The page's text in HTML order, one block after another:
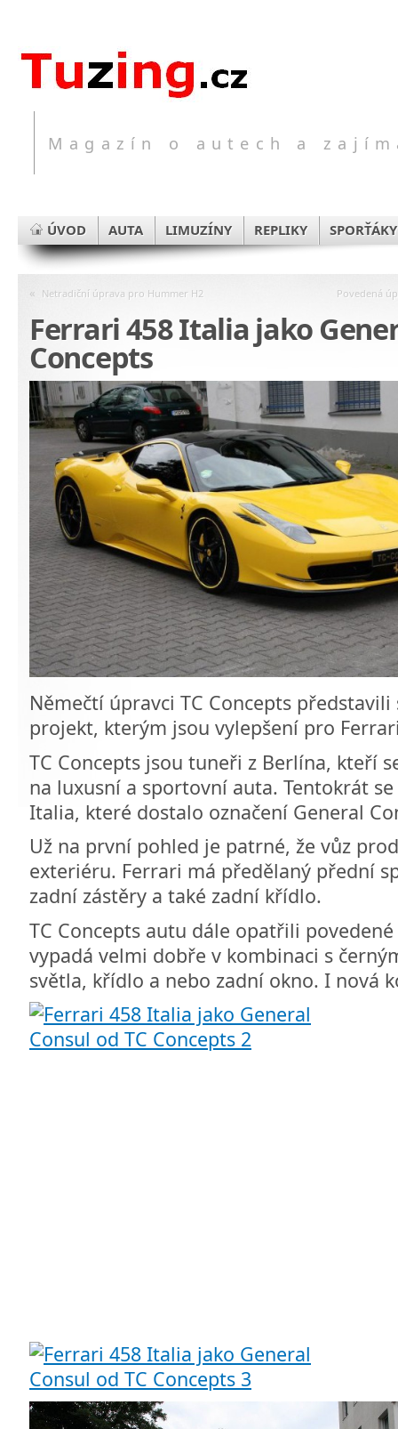
Magazín o autech a
ÚVOD AUTA LIMUZÍNY REPLIKY SPORŤÁKY
« Netradiční úprava pro Hummer H2 Povedená
Ferrari 458 Italia jako
Concepts
Němečtí úpravci TC Concepts
projekt, kterým jsou vylepšení pro
TC Concepts jsou tuneři z Berlína, kteří
na luxusní a sportovní auta. Tentokrát
Italia, které dostalo označení General
Už na první pohled je patrné, že vůz
exteriéru. Ferrari má předělaný přední
zadní zástěry a také zadní křídlo.
TC Concepts autu dále opatřili
vypadá velmi dobře v kombinaci s
světla, křídlo a nebo zadní okno. I nová